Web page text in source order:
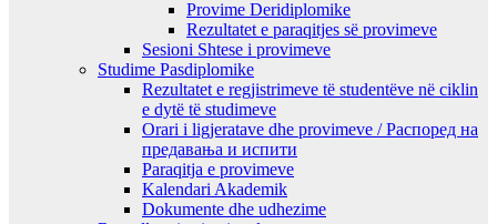
Provime Deridiplomike
Rezultatet e paraqitjes së provimeve
Sesioni Shtese i provimeve
Studime Pasdiplomike
Rezultatet e regjistrimeve të studentëve në ciklin
e dytë të studimeve
Orari i ligjeratave dhe provimeve / Распоред на
предавањa и испити
Paraqitja e provimeve
Kalendari Akademik
Dokumente dhe udhezime